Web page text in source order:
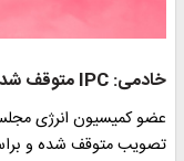
خادمی: IPC متوقف شده است
عضو کمیسیون انرژی
تصویب متوقف‌ شده و